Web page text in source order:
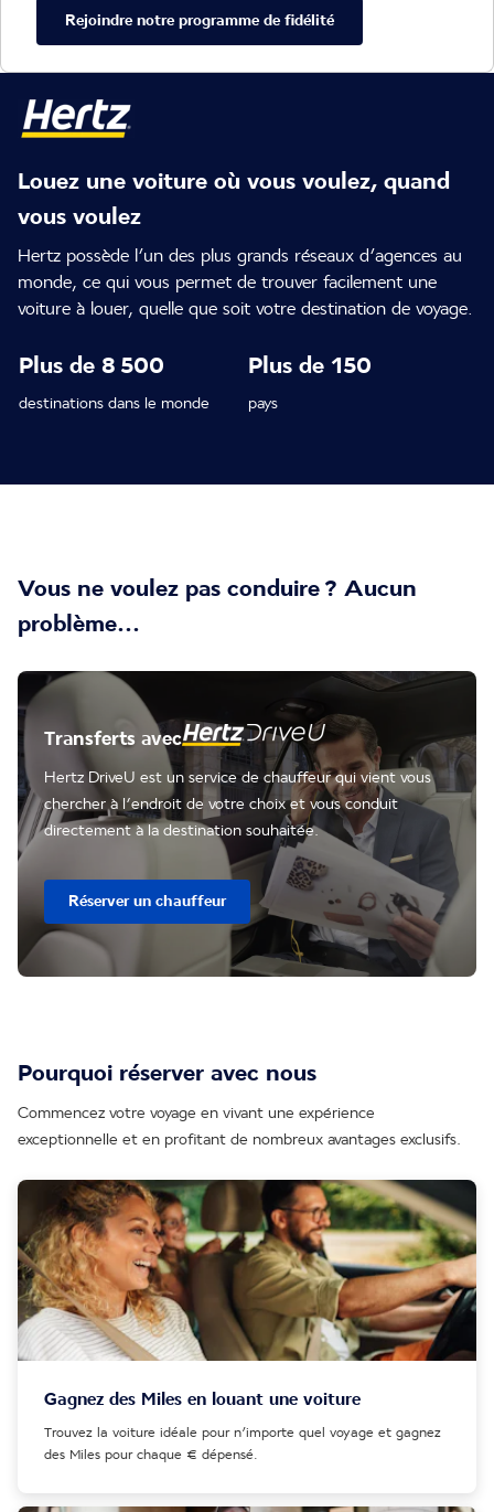
Rejoindre notre programme de fidélité
Louez une voiture où vous voulez, quand
vous voulez
Hertz possède l’un des plus grands réseaux d’agences au
monde, ce qui vous permet de trouver facilement une
voiture à louer, quelle que soit votre destination de voyage.
Plus de 8 500
destinations dans le monde
Plus de 150
pays
Vous ne voulez pas conduire ? Aucun
problème...
Transferts avec
Hertz DriveU est un service de chauffeur qui vient vous
chercher à l’endroit de votre choix et vous conduit
directement à la destination souhaitée.
Réserver un chauffeur
Pourquoi réserver avec nous
Commencez votre voyage en vivant une expérience
exceptionnelle et en profitant de nombreux avantages exclusifs.
Gagnez des Miles en louant une voiture
Trouvez la voiture idéale pour n’importe quel voyage et gagnez
des Miles pour chaque € dépensé.